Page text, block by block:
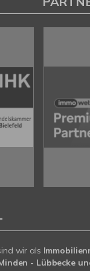
wir als
- Lübbecke